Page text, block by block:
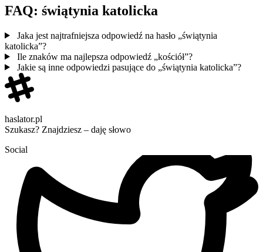
FAQ: świątynia katolicka
Jaka jest najtrafniejsza odpowiedź na hasło „świątynia
katolicka”?
Ile znaków ma najlepsza odpowiedź „kościół”?
Jakie są inne odpowiedzi pasujące do „świątynia katolicka”?
haslator.pl
Szukasz? Znajdziesz – daję słowo
Social